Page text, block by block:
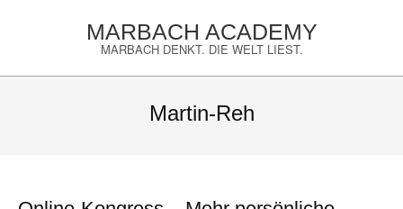
MARBACH ACADEMY
MARBACH DENKT. DIE WELT LIEST.
Martin-Reh